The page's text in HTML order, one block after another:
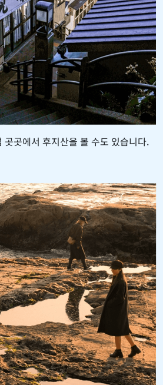
곳곳에서 후지산을 볼 수도 있습니다.